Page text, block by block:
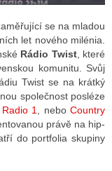
se na mladou
let nového milénia.
Rádio Twist, které
komunitu. Svůj
Twist se na krátký
společnost posléze
Radio 1, nebo Country
právě na hip-
do portfolia skupiny